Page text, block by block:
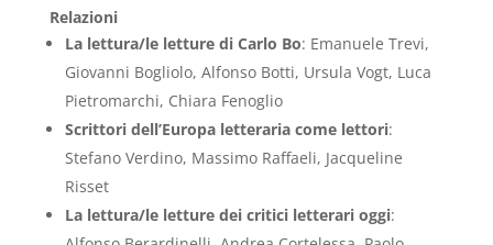
Relazioni
La lettura/le letture di Carlo Bo: Emanuele Trevi,
Giovanni Bogliolo, Alfonso Botti, Ursula Vogt, Luca
Pietromarchi, Chiara Fenoglio
Scrittori dell’Europa letteraria come lettori:
Stefano Verdino, Massimo Raffaeli, Jacqueline
Risset
La lettura/le letture dei critici letterari oggi: